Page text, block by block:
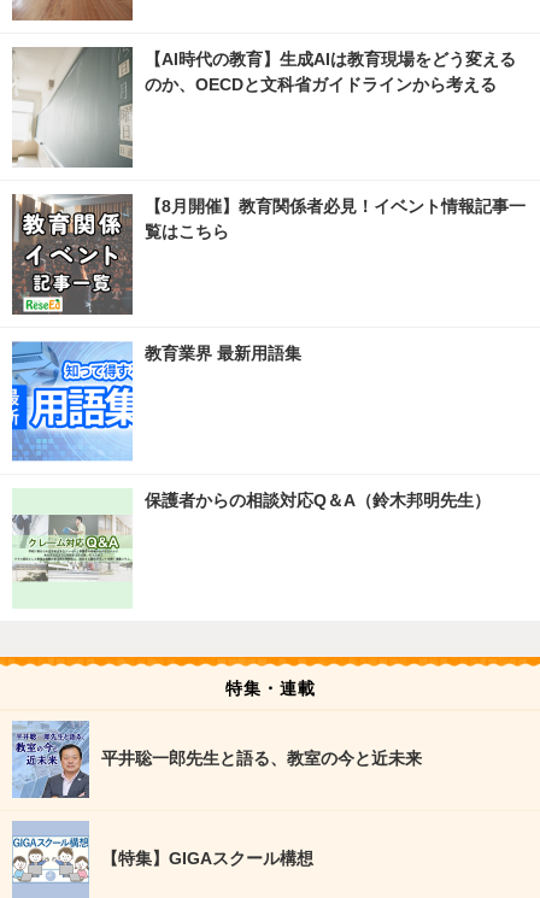
【AI時代の教育】生成AIは教育現場をどう変える
のか、OECDと文科省ガイドラインから考える
【8月開催】教育関係者必見！イベント情報記事一
覧はこちら
教育業界 最新用語集
保護者からの相談対応Q＆A（鈴木邦明先生）
特集・連載
平井聡一郎先生と語る、教室の今と近未来
【特集】GIGAスクール構想